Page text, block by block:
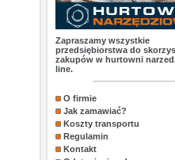
Zapraszamy wszystkie
przedsiębiorstwa do
zakupów w hurtowni
line.
O firmie
Jak zamawiać?
Koszty transportu
Regulamin
Kontakt